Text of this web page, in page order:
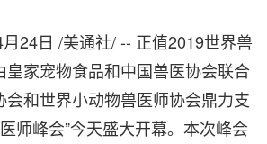
24日 /美通社/ -- 正值2019世界兽
皇家宠物食品和中国兽医协会联合
会和世界小动物兽医师协会鼎力支
师峰会”今天盛大开幕。本次峰会